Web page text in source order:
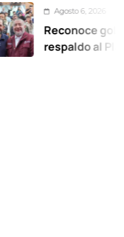
Agosto 6, 2026
Reconoce
respaldo al Plan de la